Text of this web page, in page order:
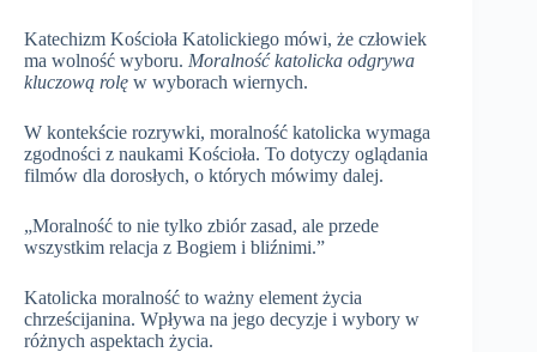
Katechizm Kościoła Katolickiego mówi, że człowiek
ma wolność wyboru. Moralność katolicka odgrywa
kluczową rolę w wyborach wiernych.
W kontekście rozrywki, moralność katolicka wymaga
zgodności z naukami Kościoła. To dotyczy oglądania
filmów dla dorosłych, o których mówimy dalej.
„Moralność to nie tylko zbiór zasad, ale przede
wszystkim relacja z Bogiem i bliźnimi.”
Katolicka moralność to ważny element życia
chrześcijanina. Wpływa na jego decyzje i wybory w
różnych aspektach życia.